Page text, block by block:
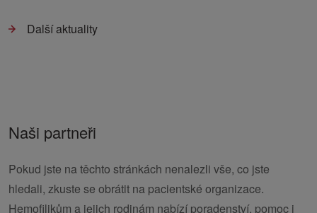
Další aktuality
Naši partneři
Pokud jste na těchto stránkách nenalezli vše, co jste
hledali, zkuste se obrátit na pacientské organizace.
Hemofilikům a jejich rodinám nabízí poradenství, pomoc i